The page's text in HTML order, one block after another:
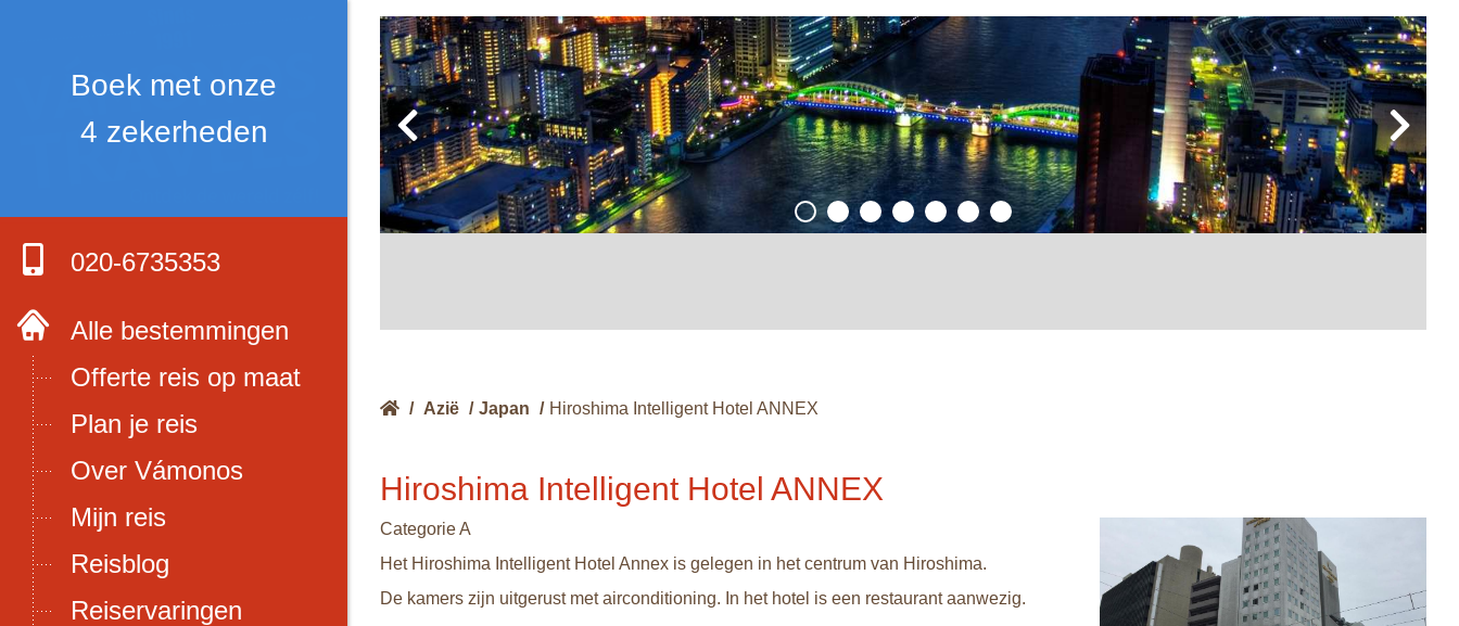
Boek met onze
4 zekerheden
020-6735353
Alle bestemmingen
Offerte reis op maat
Plan je reis
Over Vámonos
Mijn reis
Reisblog
Reiservaringen
/ Azië / Japan / Hiroshima Intelligent Hotel ANNEX
Hiroshima Intelligent Hotel ANNEX
Categorie A
Het Hiroshima Intelligent Hotel Annex is gelegen in het centrum van Hiroshima.
De kamers zijn uitgerust met airconditioning. In het hotel is een restaurant aanwezig.